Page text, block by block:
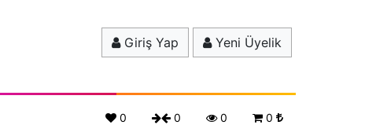
Giriş Yap Yeni Üyelik
0
0
0
0